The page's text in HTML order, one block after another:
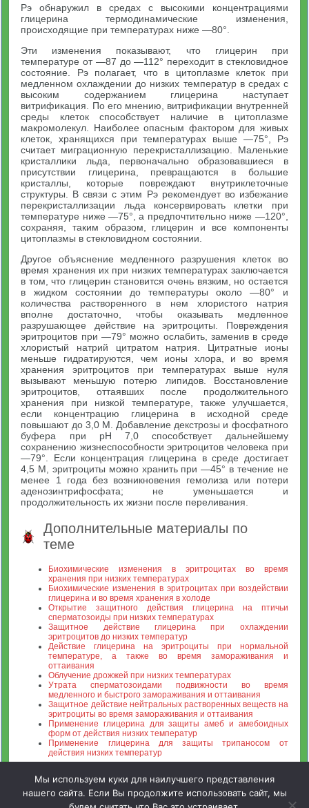
Рэ обнаружил в средах с высокими концентрациями
глицерина термодинамические изменения,
происходящие при температурах ниже —80°.
Эти изменения показывают, что глицерин при
температуре от —87 до —112° переходит в стекловидное
состояние. Рэ полагает, что в цитоплазме клеток при
медленном охлаждении до низких температур в средах с
высоким содержанием глицерина наступает
витрификация. По его мнению, витрификации внутренней
среды клеток способствует наличие в цитоплазме
макромолекул. Наиболее опасным фактором для живых
клеток, хранящихся при температурах выше —75°, Рэ
считает миграционную перекристаллизацию. Маленькие
кристаллики льда, первоначально образовавшиеся в
присутствии глицерина, превращаются в большие
кристаллы, которые повреждают внутриклеточные
структуры. В связи с этим Рэ рекомендует во избежание
перекристаллизации льда консервировать клетки при
температуре ниже —75°, а предпочтительно ниже —120°,
сохраняя, таким образом, глицерин и все компоненты
цитоплазмы в стекловидном состоянии.
Другое объяснение медленного разрушения клеток во
время хранения их при низких температурах заключается
в том, что глицерин становится очень вязким, но остается
в жидком состоянии до температуры около —80° и
количества растворенного в нем хлористого натрия
вполне достаточно, чтобы оказывать медленное
разрушающее действие на эритроциты. Повреждения
эритроцитов при —79° можно ослабить, заменив в среде
хлористый натрий цитратом натрия. Цитратные ионы
меньше гидратируются, чем ионы хлора, и во время
хранения эритроцитов при температурах выше нуля
вызывают меньшую потерю липидов. Восстановление
эритроцитов, оттаявших после продолжительного
хранения при низкой температуре, также улучшается,
если концентрацию глицерина в исходной среде
повышают до 3,0 М. Добавление декстрозы и фосфатного
буфера при pH 7,0 способствует дальнейшему
сохранению жизнеспособности эритроцитов человека при
—79°. Если концентрация глицерина в среде достигает
4,5 М, эритроциты можно хранить при —45° в течение не
менее 1 года без возникновения гемолиза или потери
аденозинтрифосфата; не уменьшается и
продолжительность их жизни после переливания.
Дополнительные материалы по
теме
Биохимические изменения в эритроцитах во время
хранения при низких температурах
Биохимические изменения в эритроцитах при воздействии
глицерина и во время хранения в холоде
Открытие защитного действия глицерина на птичьи
сперматозоиды при низких температурах
Защитное действие глицерина при охлаждении
эритроцитов до низких температур
Действие глицерина на эритроциты при нормальной
температуре, а также во время замораживания и
оттаивания
Облучение дрожжей при низких температурах
Утрата сперматозоидами подвижности во время
медленного и быстрого замораживания и оттаивания
Защитное действие нейтральных растворенных веществ на
эритроциты во время замораживания и оттаивания
Применение глицерина для защиты амеб и амебоидных
форм от действия низких температур
Применение глицерина для защиты трипаносом от
действия низких температур
Мы используем куки для наилучшего представления
нашего сайта. Если Вы продолжите использовать сайт, мы